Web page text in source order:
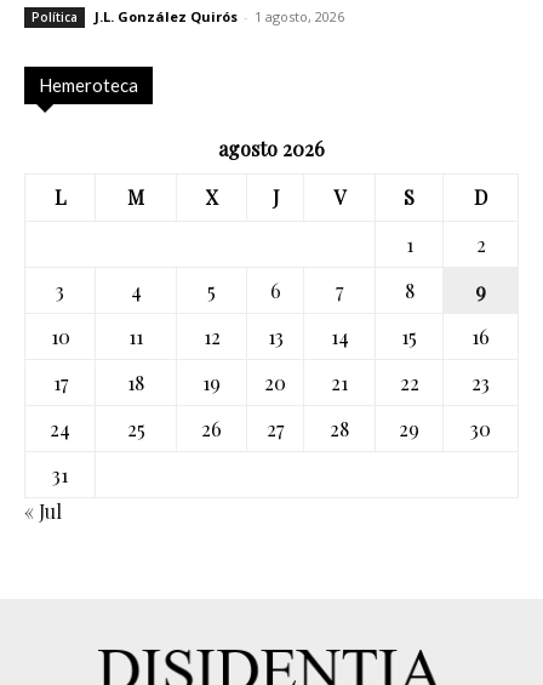
Política J.L. González Quirós - 1 agosto, 2026
Hemeroteca
agosto 2026
L
M X J V S
D
1
2
3
4 5 6 7 8
9
10
11 12 13 14 15
16
17
18 19 20 21 22
23
24
25 26 27 28 29
30
31
« Jul